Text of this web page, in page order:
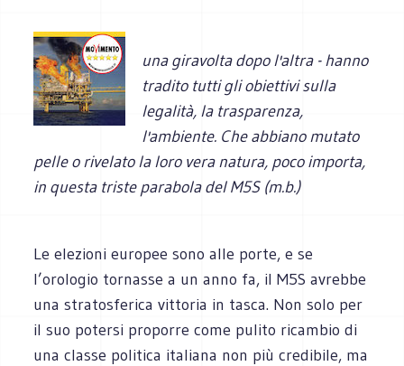
unagiravolta dopo l'altra - hanno
tradito tutti gli obiettivi sulla
legalità, la trasparenza,
l'ambiente. Che abbiano mutato
pelle o rivelato la loro vera natura, poco importa,
in questa triste parabola del M5S (m.b.)
Le elezioni europee sono alle porte, e se
l’orologio tornasse a un anno fa, il M5S avrebbe
una stratosferica vittoria in tasca. Non solo per
il suo potersi proporre come pulito ricambio di
una classe politica italiana non più credibile, ma